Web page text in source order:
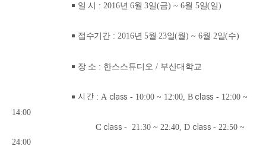
￭ 일 시 : 2016년 6월 3일(금) ~ 6월 5일(일)
￭ 접수기간 : 2016년 5월 23일(월) ~ 6월 2일(수)
￭ 장 소 : 한스스튜디오 / 부산대학교
￭ 시 간 : A class - 10:00 ~ 12:00, Bclass - 12:00 ~
14:00
C class- 21:30 ~ 22:40, D class- 22:50 ~
24:00